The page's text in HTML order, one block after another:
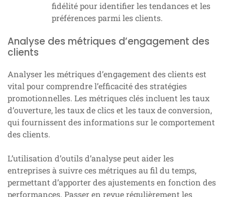
fidélité pour identifier les tendances et les
préférences parmi les clients.
Analyse des métriques d’engagement des
clients
Analyser les métriques d’engagement des clients est
vital pour comprendre l’efficacité des stratégies
promotionnelles. Les métriques clés incluent les taux
d’ouverture, les taux de clics et les taux de conversion,
qui fournissent des informations sur le comportement
des clients.
L’utilisation d’outils d’analyse peut aider les
entreprises à suivre ces métriques au fil du temps,
permettant d’apporter des ajustements en fonction des
performances. Passer en revue régulièrement les